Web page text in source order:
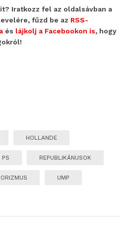
Iratkozz fel az oldalsávban a
fűzd be az RSS-
és lájkolj a Facebookon is, hogy
HOLLANDE
PS REPUBLIKÁNUSOK
UMP